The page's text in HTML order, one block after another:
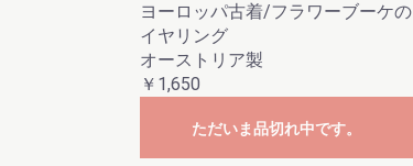
ヨーロッパ古着/フラワーブーケの
イヤリング
オーストリア製
￥1,650
ただいま品切れ中です。